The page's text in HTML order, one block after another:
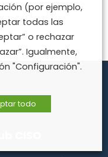
CISO
(por ejemplo,
todas las
o rechazar
Igualmente,
"Configuración".
todo